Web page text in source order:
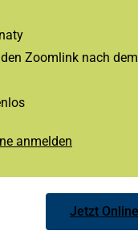
Zoomlink nach
anmelden
Jetzt